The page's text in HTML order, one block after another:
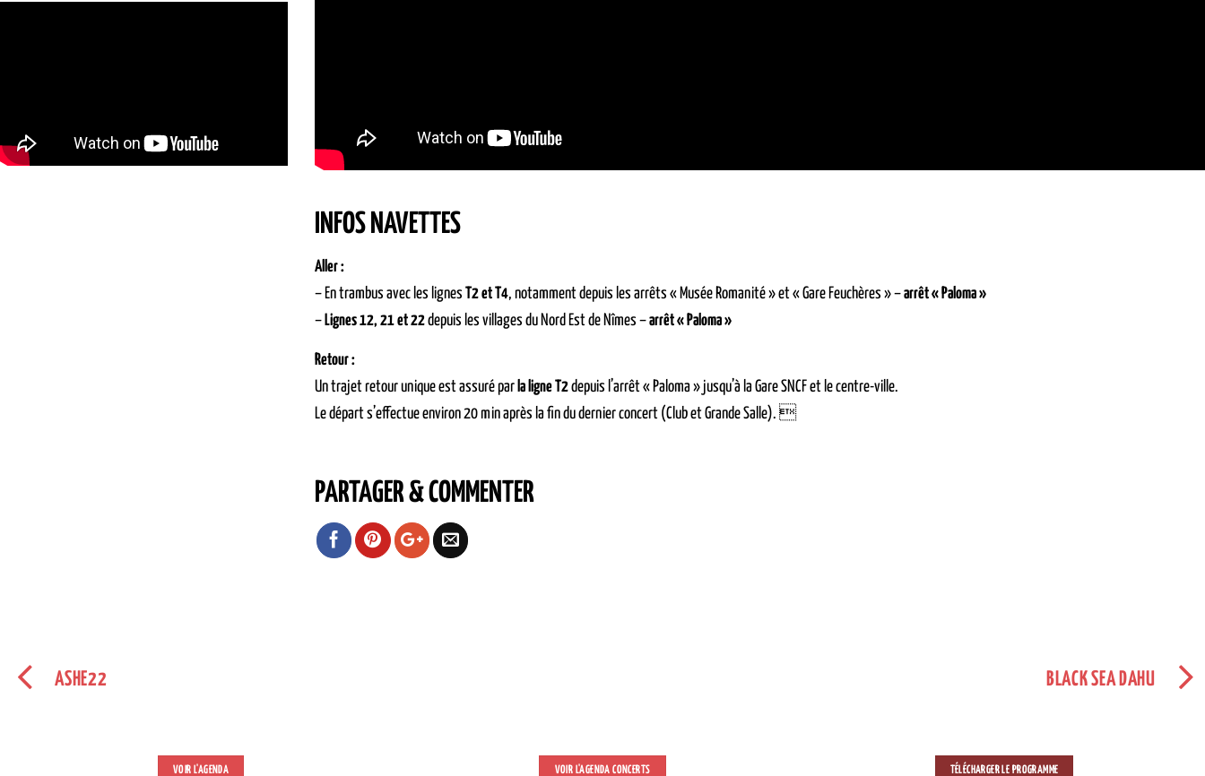
INFOS NAVETTES
Aller :
– En trambus avec les lignes
T2 et T4, notamment depuis les arrêts « Musée Romanité » et « Gare Feuchères » –arrêt « Paloma »
– Lignes 12, 21 et 22depuis les villages du Nord Est de Nîmes –arrêt « Paloma »
Retour :
Un trajet retour unique est assuré par la ligne T2depuis l’arrêt « Paloma » jusqu’à la Gare SNCF et le centre-ville.
Le départ s’effectue environ 20 min après la fin du dernier concert (Club et Grande Salle). 
PARTAGER & COMMENTER
ASHE22 BLACK SEA DAHU
VOIR L'AGENDA VOIR L'AGENDA CONCERTS TÉLÉCHARGER LE PROGRAMME